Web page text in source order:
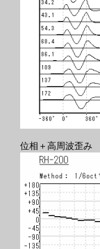
位相＋高周波歪み